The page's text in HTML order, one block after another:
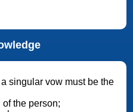
singular vow must be the
the person;